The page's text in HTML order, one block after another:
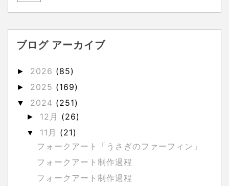
ブログ アーカイブ
► 2026 (85)
► 2025 (169)
▼ 2024 (251)
► 12月 (26)
▼ 11月 (21)
フォークアート「うさぎのファーフィン」
フォークアート制作過程
フォークアート制作過程